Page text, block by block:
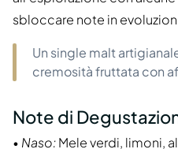
sbloccare note in
Un single malt
cremosità fruttata con
Note di
• Naso:Mele verdi, limoni,